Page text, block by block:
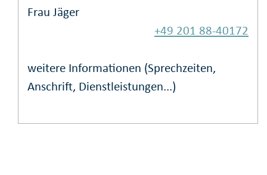
Frau Jäger
+49 201 88-40172
weitere Informationen (Sprechzeiten,
Anschrift, Dienstleistungen...)